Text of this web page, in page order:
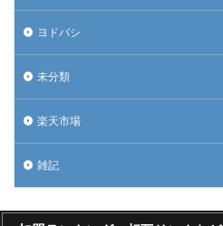
ヨドバシ
未分類
楽天市場
雑記